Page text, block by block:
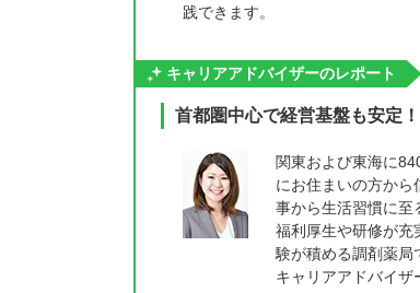
践できます。
キャリアアドバイザーのレポート
首都圏中心で経営基盤も安定
関東および東海に
にお住まいの方から
事から生活習慣に至
福利厚生や研修が充
験が積める調剤薬局
キャリアアドバイ